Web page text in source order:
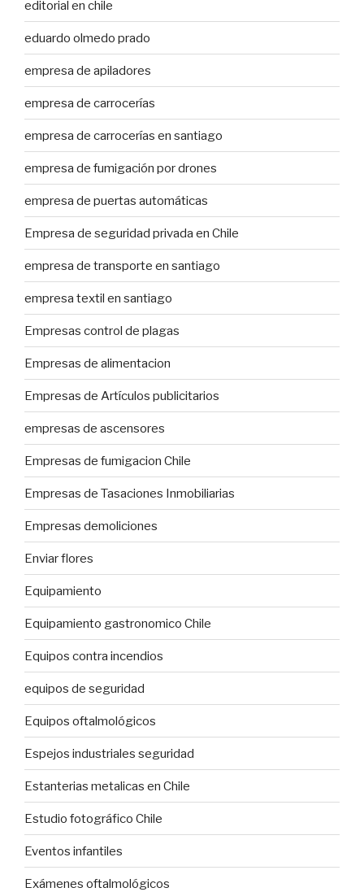
editorial en chile
eduardo olmedo prado
empresa de apiladores
empresa de carrocerías
empresa de carrocerías en santiago
empresa de fumigación por drones
empresa de puertas automáticas
Empresa de seguridad privada en Chile
empresa de transporte en santiago
empresa textil en santiago
Empresas control de plagas
Empresas de alimentacion
Empresas de Artículos publicitarios
empresas de ascensores
Empresas de fumigacion Chile
Empresas de Tasaciones Inmobiliarias
Empresas demoliciones
Enviar flores
Equipamiento
Equipamiento gastronomico Chile
Equipos contra incendios
equipos de seguridad
Equipos oftalmológicos
Espejos industriales seguridad
Estanterias metalicas en Chile
Estudio fotográfico Chile
Eventos infantiles
Exámenes oftalmológicos